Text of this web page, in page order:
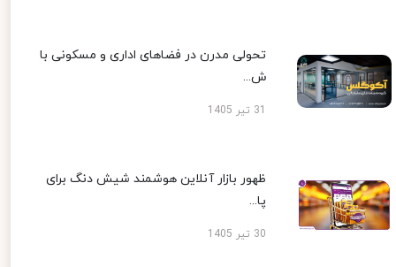
تحولی مدرن در فضاهای اداری و مسکونی با
ش...
ظهور بازار آنلاین هوشمند شیش دنگ برای
پا...
30 تیر 1405